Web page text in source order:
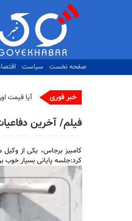
صفحه نخست سیاست
خبر فوری ت_
فیلم/ آخرین
کامبیز برجاس، یکی از
کرد:جلسه پایانی بسیار خوب